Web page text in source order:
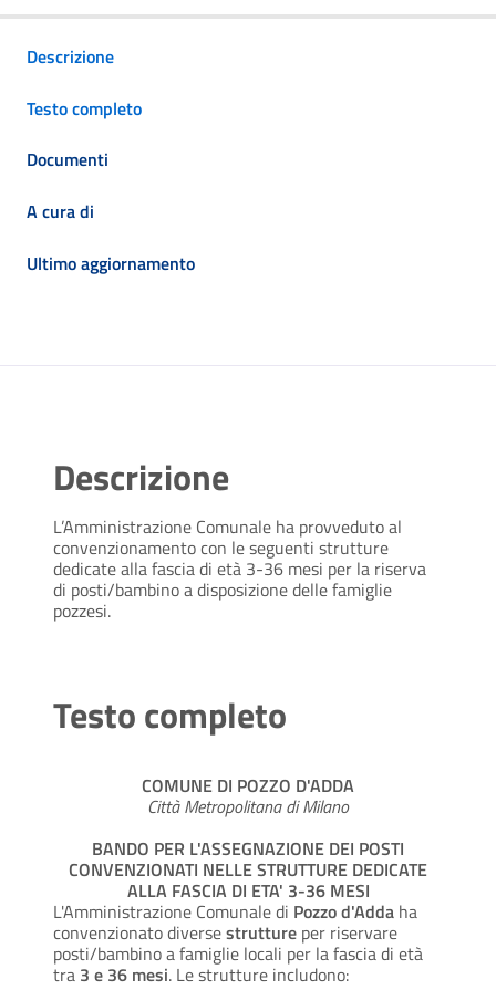
Descrizione
Testo completo
Documenti
A cura di
Ultimo aggiornamento
Descrizione
L’Amministrazione Comunale ha provveduto al
convenzionamento con le seguenti strutture
dedicate alla fascia di età 3-36 mesi per la riserva
di posti/bambino a disposizione delle famiglie
pozzesi.
Testo completo
COMUNE DI POZZO D'ADDA
Città Metropolitana di Milano
BANDO PER L'ASSEGNAZIONE DEI POSTI
CONVENZIONATI NELLE STRUTTURE DEDICATE
ALLA FASCIA DI ETA' 3-36 MESI
L'Amministrazione Comunale di Pozzo d'Adda ha
convenzionato diversestrutture per riservare
posti/bambino a famiglie locali per la fascia di età
tra 3 e 36 mesi. Le strutture includono: